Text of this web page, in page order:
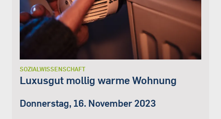
SOZIALWISSENSCHAFT
Luxusgut mollig warme Wohnung
Donnerstag, 16. November 2023